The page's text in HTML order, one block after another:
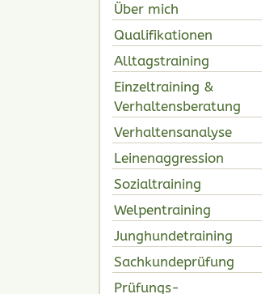
Über mich
Qualifikationen
Alltagstraining
Einzeltraining &
Verhaltensberatung
Verhaltensanalyse
Leinenaggression
Sozialtraining
Welpentraining
Junghundetraining
Sachkundeprüfung
Prüfungs-